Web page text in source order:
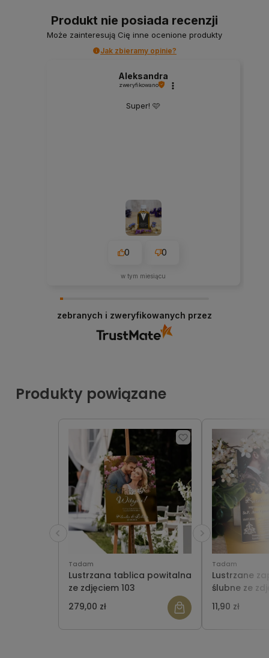
Produkt nie posiada recenzji
Może zainteresują Cię inne ocenione produkty
Jak zbieramy opinie?
Aleksandra
zweryfikowano
Super! 🩷
0 0
w tym miesiącu
zebranych i zweryfikowanych przez
Produkty powiązane
Tadam
Lustrzana tablica powitalna
ze zdjęciem 103
279,00 zł
Tadam
Lustrzane
ślubne ze
103
11,90 zł